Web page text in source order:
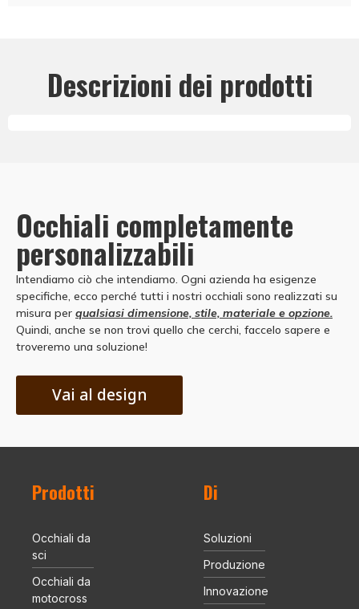
Descrizioni dei prodotti
Occhiali completamente
personalizzabili
Intendiamo ciò che intendiamo. Ogni azienda ha esigenze
specifiche, ecco perché tutti i nostri occhiali sono realizzati su
misura per qualsiasi dimensione, stile, materiale e opzione.
Quindi, anche se non trovi quello che cerchi, faccelo sapere e
troveremo una soluzione!
Vai al design
Prodotti
Occhiali da
sci
Occhiali da
motocross
Di
Soluzioni
Produzione
Innovazione